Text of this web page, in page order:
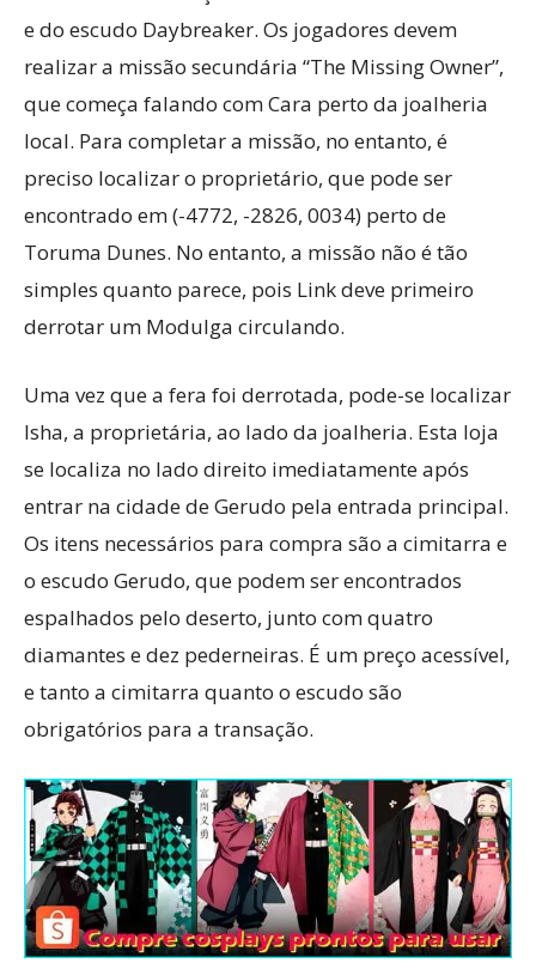
e do escudo Daybreaker. Os jogadores devem
realizar a missão secundária “The Missing Owner”,
que começa falando com Cara perto da joalheria
local. Para completar a missão, no entanto, é
preciso localizar o proprietário, que pode ser
encontrado em (-4772, -2826, 0034) perto de
Toruma Dunes. No entanto, a missão não é tão
simples quanto parece, pois Link deve primeiro
derrotar um Modulga circulando.
Uma vez que a fera foi derrotada, pode-se localizar
Isha, a proprietária, ao lado da joalheria. Esta loja
se localiza no lado direito imediatamente após
entrar na cidade de Gerudo pela entrada principal.
Os itens necessários para compra são a cimitarra e
o escudo Gerudo, que podem ser encontrados
espalhados pelo deserto, junto com quatro
diamantes e dez pederneiras. É um preço acessível,
e tanto a cimitarra quanto o escudo são
obrigatórios para a transação.